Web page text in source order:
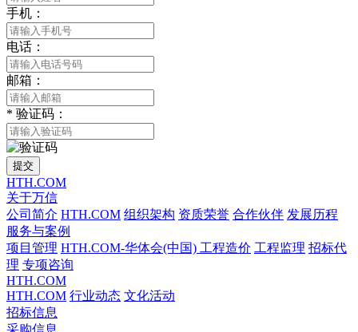
手机：
电话：
邮箱：
* 验证码：
提交
HTH.COM
关于万信
公司简介 HTH.COM 组织架构 资质荣誉 合作伙伴 发展历程
服务与案例
项目管理 HTH.COM-华体会(中国) 工程造价 工程监理 招标代
理 专项咨询
HTH.COM
HTH.COM 行业动态 文化活动
招标信息